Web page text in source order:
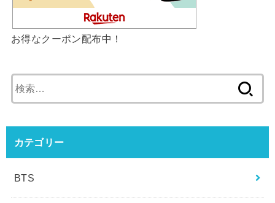
お得なクーポン配布中！
索:
カテゴリー
BTS